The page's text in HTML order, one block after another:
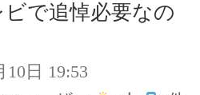
ビで追悼必要なの
10日 19:53